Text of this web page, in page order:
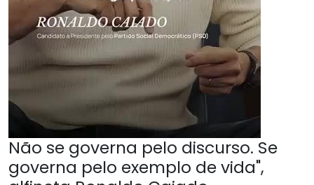
Não se governa pelo discurso. Se
governa pelo exemplo de vida",